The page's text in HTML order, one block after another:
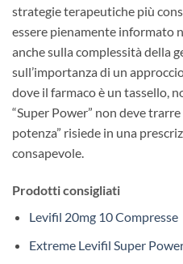
strategie terapeutiche più
essere pienamente informato
anche sulla complessità della
sull’importanza di un
dove il farmaco è un tassello,
“Super Power” non deve
potenza” risiede in una
consapevole.
Prodotti consigliati
Levifil 20mg 10 Compresse
Extreme Levifil Super